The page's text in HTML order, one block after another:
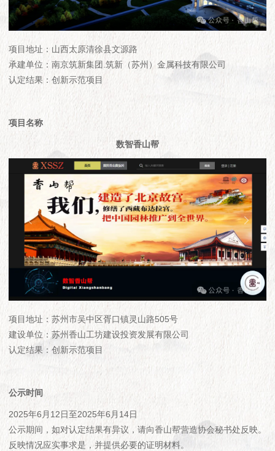
项目地址：山西太原清徐县文源路
承建单位：南京筑新集团.筑新（苏州）金属科技有限公司
认定结果：创新示范项目
项目名称
数智香山帮
项目地址：苏州市吴中区胥口镇灵山路505号
建设单位：苏州香山工坊建设投资发展有限公司
认定结果：创新示范项目
公示时间
2025年6月12日至2025年6月14日
公示期间，如对认定结果有异议，请向香山帮营造协会秘书处反映。
反映情况应实事求是，并提供必要的证明材料。